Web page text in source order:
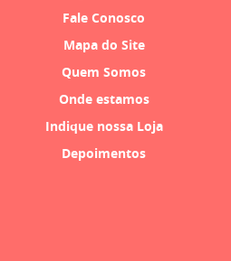
Fale Conosco
Mapa do Site
Quem Somos
Onde estamos
Indique nossa Loja
Depoimentos